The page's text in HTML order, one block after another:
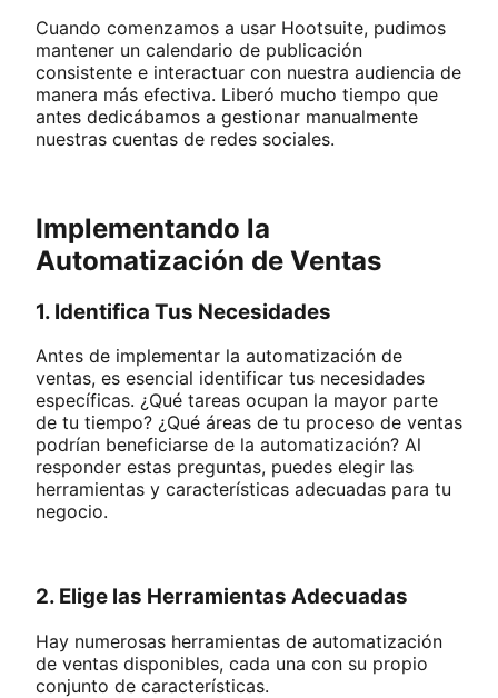
Cuando comenzamos a usar Hootsuite, pudimos
mantener un calendario de publicación
consistente e interactuar con nuestra audiencia de
manera más efectiva. Liberó mucho tiempo que
antes dedicábamos a gestionar manualmente
nuestras cuentas de redes sociales.
Implementando la
Automatización de Ventas
1. Identifica Tus Necesidades
Antes de implementar la automatización de
ventas, es esencial identificar tus necesidades
específicas. ¿Qué tareas ocupan la mayor parte
de tu tiempo? ¿Qué áreas de tu proceso de ventas
podrían beneficiarse de la automatización? Al
responder estas preguntas, puedes elegir las
herramientas y características adecuadas para tu
negocio.
2. Elige las Herramientas Adecuadas
Hay numerosas herramientas de automatización
de ventas disponibles, cada una con su propio
conjunto de características.